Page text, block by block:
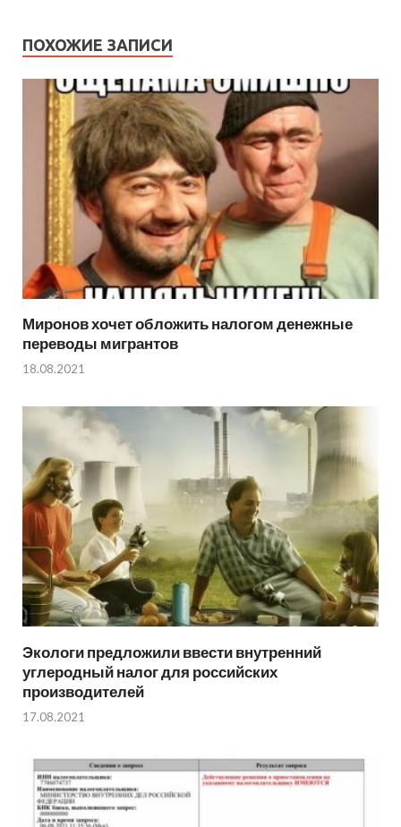
ПОХОЖИЕ ЗАПИСИ
Миронов хочет обложить налогом денежные
переводы мигрантов
18.08.2021
Экологи предложили ввести внутренний
углеродный налог для российских
производителей
17.08.2021